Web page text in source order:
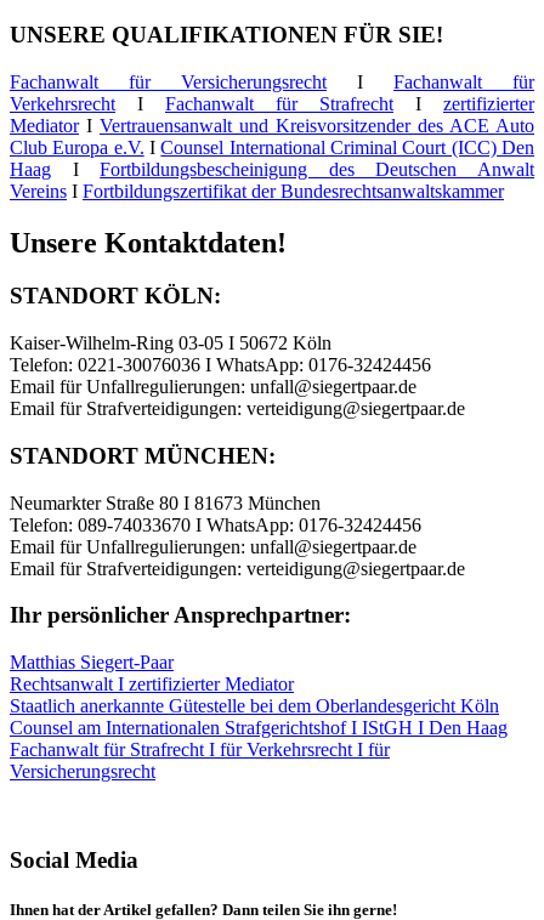
UNSERE QUALIFIKATIONEN FÜR SIE!
Fachanwalt für Versicherungsrecht I Fachanwalt für
Verkehrsrecht I Fachanwalt für Strafrecht I zertifizierter
MediatorI Vertrauensanwalt und Kreisvorsitzender des ACE Auto
Club Europa e.V. ICounsel International Criminal Court (ICC) Den
Haag IFortbildungsbescheinigung des Deutschen Anwalt
Vereins I Fortbildungszertifikat der Bundesrechtsanwaltskammer
Unsere Kontaktdaten!
STANDORT KÖLN:
Kaiser-Wilhelm-Ring 03-05 I 50672 Köln
Telefon: 0221-30076036 I WhatsApp: 0176-32424456
Email für Unfallregulierungen: unfall@siegertpaar.de
Email für Strafverteidigungen: verteidigung@siegertpaar.de
STANDORT MÜNCHEN:
Neumarkter Straße 80 I 81673 München
Telefon: 089-74033670 I WhatsApp: 0176-32424456
Email für Unfallregulierungen: unfall@siegertpaar.de
Email für Strafverteidigungen: verteidigung@siegertpaar.de
Ihr persönlicher Ansprechpartner:
Matthias Siegert-Paar
Rechtsanwalt I zertifizierter Mediator
Staatlich anerkannte Gütestelle bei dem Oberlandesgericht Köln
Counsel am Internationalen Strafgerichtshof I IStGH I Den Haag
Fachanwalt für Strafrecht I für Verkehrsrecht I für
Versicherungsrecht
Social Media
Ihnen hat der Artikel gefallen? Dann teilen Sie ihn gerne!